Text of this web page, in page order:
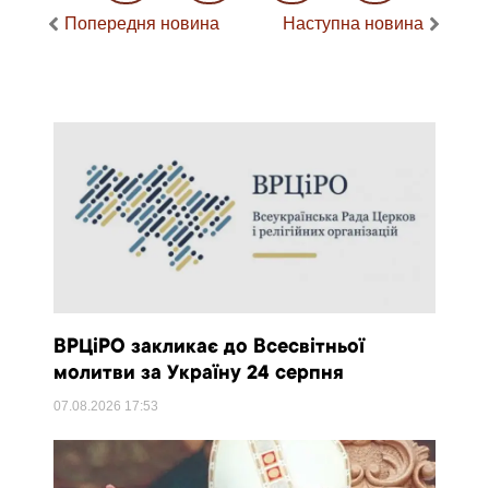
Попередня новина Наступна новина
ВРЦіРО закликає до Всесвітньої
молитви за Україну 24 серпня
07.08.2026 17:53